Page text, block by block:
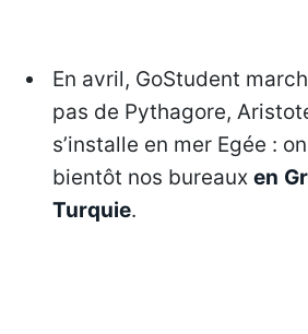
En avril, GoStudent
pas de Pythagore,
s’installe en mer Egée :
bientôt nos bureauxen
Turquie.